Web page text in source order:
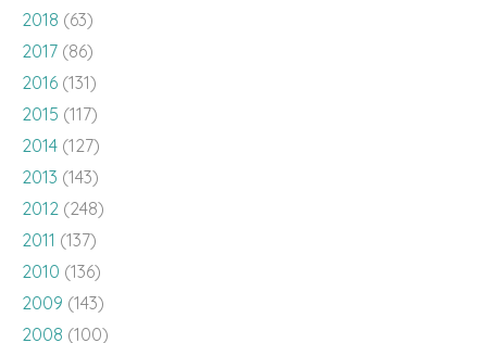
2018 (63)
2017 (86)
2016 (131)
2015 (117)
2014 (127)
2013 (143)
2012 (248)
2011 (137)
2010 (136)
2009 (143)
2008 (100)